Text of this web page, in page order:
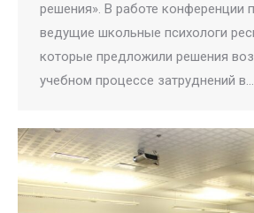
решения». В работе конференции
ведущие школьные психологи
которые предложили решения
учебном процессе затруднений в…